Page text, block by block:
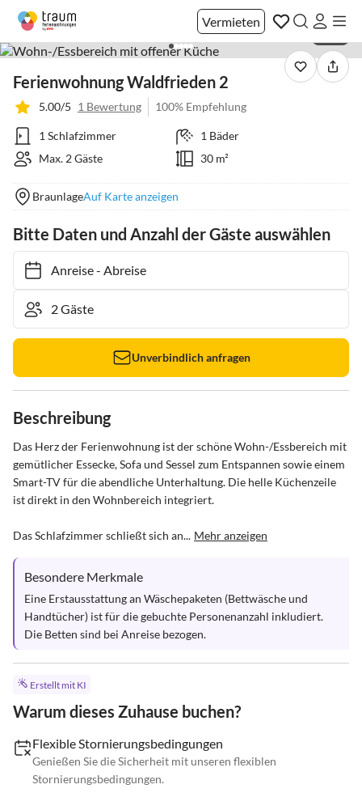
Vermieten
Ferienwohnung Waldfrieden 2
5.00/5 1 Bewertung 100% Empfehlung
1 Schlafzimmer
1 Bäder
Max. 2 Gäste
30 m²
BraunlageAuf Karte anzeigen
Bitte Daten und Anzahl der Gäste auswählen
Anreise- Abreise
Unverbindlich anfragen
Beschreibung
Das Herz der Ferienwohnung ist der schöne Wohn-/Essbereich mit
gemütlicher Essecke, Sofa und Sessel zum Entspannen sowie einem
Smart-TV für die abendliche Unterhaltung. Die helle Küchenzeile
ist direkt in den Wohnbereich integriert.
Das Schlafzimmer schließt sich an... Mehr anzeigen
Besondere Merkmale
Eine Erstausstattung an Wäschepaketen (Bettwäsche und
Handtücher) ist für die gebuchte Personenanzahl inkludiert.
Die Betten sind bei Anreise bezogen.
Erstellt mit KI
Warum dieses Zuhause buchen?
Flexible Stornierungsbedingungen
Genießen Sie die Sicherheit mit unseren flexiblen
Stornierungsbedingungen.